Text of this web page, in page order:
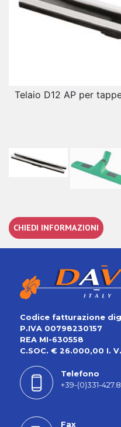
Telaio D12 AP per
CHIEDI INFORMAZIONI
Codice fatturazione
P.IVA 00798230157
REA MI-630558
C.SOC. € 26.000,00 I. V.
Telefono
+39-(0)331-
Fax